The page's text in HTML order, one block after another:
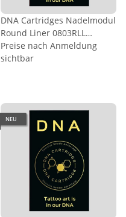
DNA Cartridges Nadelmodul
Round Liner 0803RLL
0,25mm
Preise nach Anmeldung
sichtbar
NEU